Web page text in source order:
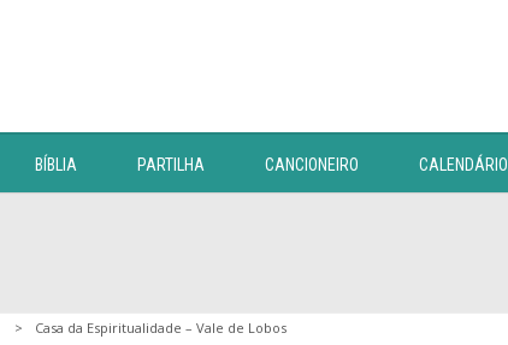
BÍBLIA PARTILHA CANCIONEIRO CALENDÁRIO
Casa da Espiritualidade – Vale de Lobos